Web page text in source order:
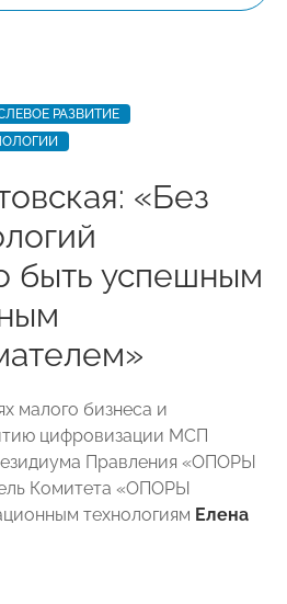
РАЗВИТИЕ
«Без
быть успешным
малого бизнеса и
цифровизации МСП
Правления «ОПОРЫ
Комитета «ОПОРЫ
технологиям Елена